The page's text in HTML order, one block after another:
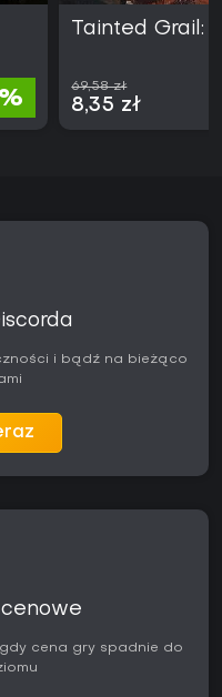
zawiera
wydanymi
ofertę dla nowych
Tainted Grail:
69,58 zł
8,35 zł
i bądź na bieżąco
cena gry spadnie do